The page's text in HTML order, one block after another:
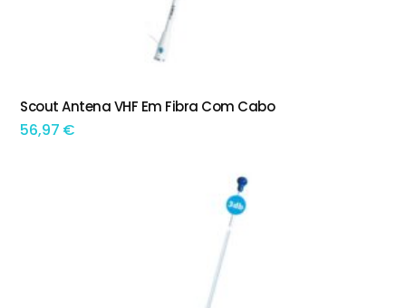
ADICIONAR
Scout Antena VHF Em Fibra Com Cabo
56,97 €